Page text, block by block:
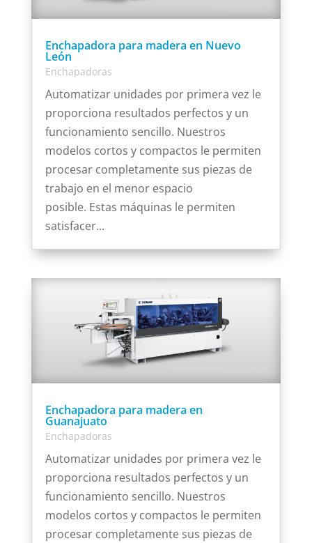
Enchapadora para madera en Nuevo
León
Enchapadoras
Automatizar unidades por primera vez le
proporciona resultados perfectos y un
funcionamiento sencillo. Nuestros
modelos cortos y compactos le permiten
procesar completamente sus piezas de
trabajo en el menor espacio
posible. Estas máquinas le permiten
satisfacer...
Enchapadora para madera en
Guanajuato
Enchapadoras
Automatizar unidades por primera vez le
proporciona resultados perfectos y un
funcionamiento sencillo. Nuestros
modelos cortos y compactos le permiten
procesar completamente sus piezas de